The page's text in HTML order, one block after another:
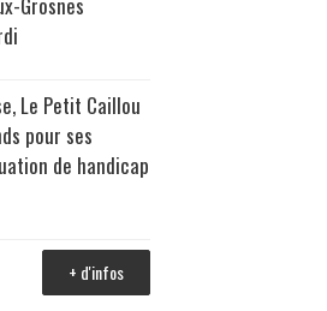
Le Petit Caillou
pour ses
de handicap
+ d'infos